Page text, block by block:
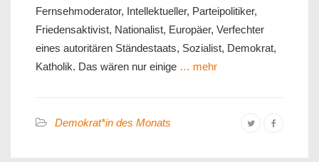
Fernsehmoderator, Intellektueller, Parteipolitiker,
Friedensaktivist, Nationalist, Europäer, Verfechter
eines autoritären Ständestaats, Sozialist, Demokrat,
Katholik. Das wären nur einige … mehr
Demokrat*in des Monats